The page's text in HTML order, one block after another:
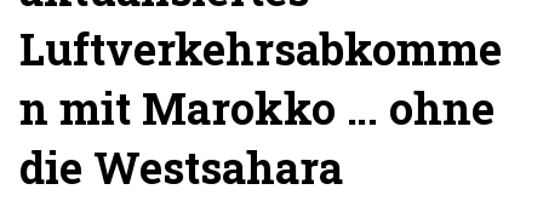
Luftverkehrsabkomme
n mit Marokko … ohne
die Westsahara